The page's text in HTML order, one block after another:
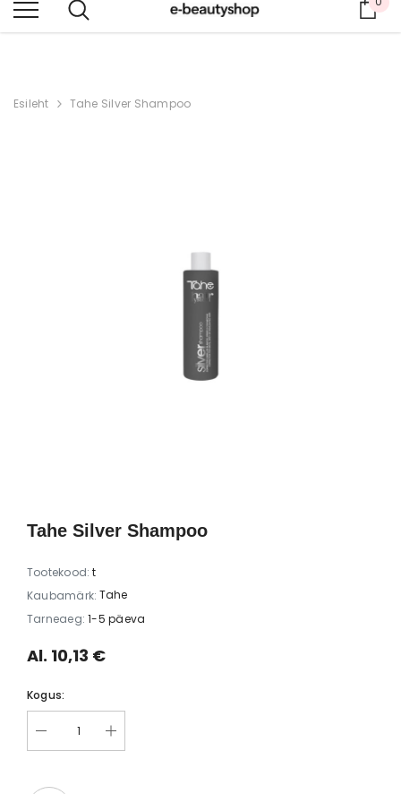
ILU, MIS HOOLIB SINUST
Esileht Tahe Silver Shampoo
Tahe Silver Shampoo
Tootekood: t
Kaubamärk: Tahe
Tarneaeg: 1-5 päeva
Al. 10,13 €
Kogus: